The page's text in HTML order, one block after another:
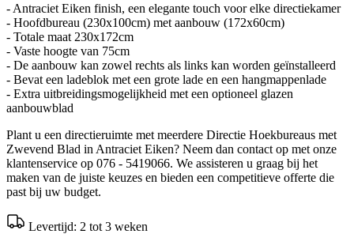
- Antraciet Eiken finish, een elegante touch voor elke directiekamer
- Hoofdbureau (230x100cm) met aanbouw (172x60cm)
- Totale maat 230x172cm
- Vaste hoogte van 75cm
- De aanbouw kan zowel rechts als links kan worden geïnstalleerd
- Bevat een ladeblok met een grote lade en een hangmappenlade
- Extra uitbreidingsmogelijkheid met een optioneel glazen
aanbouwblad
Plant u een directieruimte met meerdere Directie Hoekbureaus met
Zwevend Blad in Antraciet Eiken? Neem dan contact op met onze
klantenservice op 076 - 5419066. We assisteren u graag bij het
maken van de juiste keuzes en bieden een competitieve offerte die
past bij uw budget.
Levertijd: 2 tot 3 weken